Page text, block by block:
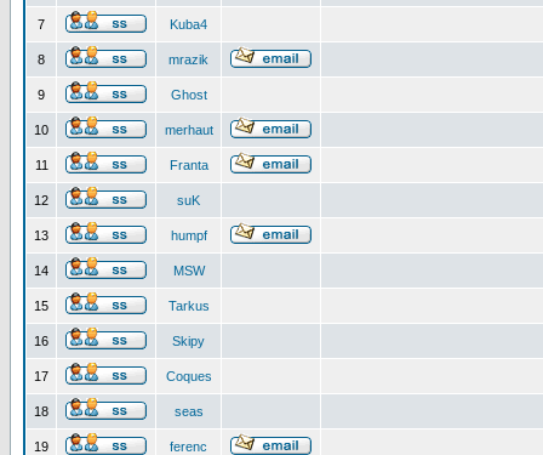
7 Kuba4
8 mrazik
9 Ghost
10 merhaut
11 Franta
12 suK
13 humpf
14 MSW
15 Tarkus
16 Skipy
17 Coques
18 seas
19 ferenc